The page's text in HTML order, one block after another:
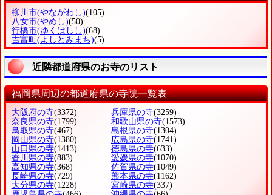
柳川市(やながわし)(105)
八女市(やめし)(50)
行橋市(ゆくはしし)(68)
吉富町 (よしとみまち)(5)
近隣都道府県のお寺のリスト
福岡県周辺の都道府県の寺院一覧表
大阪府の寺(3372) 兵庫県の寺(3259)
奈良県の寺(1799) 和歌山県の寺(1573)
鳥取県の寺(467) 島根県の寺(1304)
岡山県の寺(1380) 広島県の寺(1741)
山口県の寺(1413) 徳島県の寺(633)
香川県の寺(883) 愛媛県の寺(1070)
高知県の寺(368) 佐賀県の寺(1049)
長崎県の寺(729) 熊本県の寺(1162)
大分県の寺(1228) 宮崎県の寺(337)